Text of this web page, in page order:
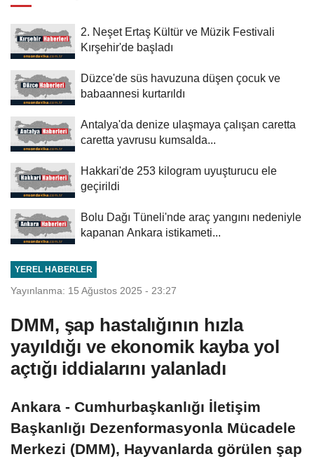
2. Neşet Ertaş Kültür ve Müzik Festivali
Kırşehir'de başladı
Düzce'de süs havuzuna düşen çocuk ve
babaannesi kurtarıldı
Antalya'da denize ulaşmaya çalışan caretta
caretta yavrusu kumsalda...
Hakkari'de 253 kilogram uyuşturucu ele
geçirildi
Bolu Dağı Tüneli'nde araç yangını nedeniyle
kapanan Ankara istikameti...
YEREL HABERLER
Yayınlanma: 15 Ağustos 2025 - 23:27
DMM, şap hastalığının hızla
yayıldığı ve ekonomik kayba yol
açtığı iddialarını yalanladı
Ankara - Cumhurbaşkanlığı İletişim
Başkanlığı Dezenformasyonla Mücadele
Merkezi (DMM), Hayvanlarda görülen şap